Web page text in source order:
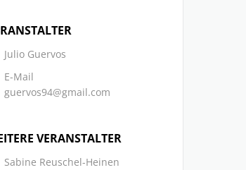
Julio Guervos
E-Mail
guervos94@gmail.com
VERANSTALTER
Sabine Reuschel-Heinen